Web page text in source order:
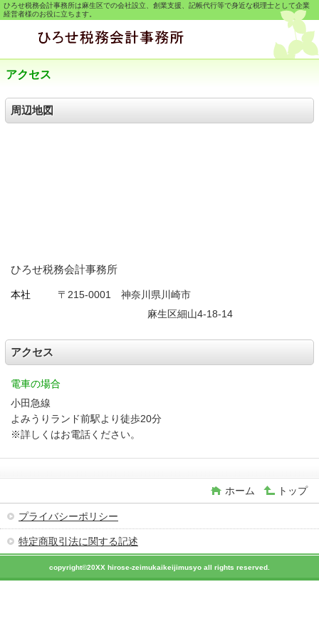
ひろせ税務会計事務所は麻生区での会社設立、創業支援、記帳代行等で身近な税理士として企業
経営者様のお役に立ちます。
アクセス
周辺地図
ひろせ税務会計事務所
本社
〒215-0001 神奈川県川崎市
麻生区細山4-18-14
アクセス
電車の場合
小田急線
よみうりランド前駅より徒歩20分
※詳しくはお電話ください。
ホーム トップ
プライバシーポリシー
特定商取引法に関する記述
copyright©20XX hirose-zeimukaikeijimusyo all rights reserved.